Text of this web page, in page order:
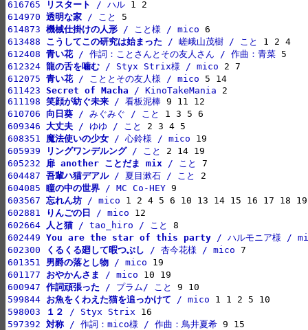
616765 リスタート / ハル
614970 透明な家 / こと
614873 機械仕掛けの人形 / こと様 / mico
613488 こうしてこの研究は始まった / 嵯峨山茂樹 / こと
612408 青い花 / 作詞：ことさんとその友人さん / 作曲：青菜
612324 龍の舌を噛む / Styx Strix様 / mico
612075 青い花 / こととその友人様 / mico
611423 Secret of Macha / KinoTakeMania
611198 笑顔が紡ぐ未来 / 看板泥棒
610706 向日葵 / みぐみぐ / こと
609346 大丈夫 / ゆゆ / こと
608351 魔法使いの少女 / 心鈴様 / mico
605939
リングワンデルング / こと
605232
扉 another ことだま mix / こと
604487 吾輩ハ猫デアル / 夏目漱石 / こと
604085 瞳の中の世界 / MC Co-HEY
603567 忘れん坊 / mico
602881
りんごの日 / mico
602664
人と猫 / tao_hiro / こと
602449 You are the star of this party / ハルモニア様 /
602300
くるくる廻して暇つぶし / 杏今花様 / mico
601351 男爵の落とし物 / mico
601177 おやかんさま / mico
600947 作詞頑張った / プラム/ こと
599844 お魚をくわえた猫を追っかけて / mico
598003
１２ / Styx Strix
597392 対称 / 作詞：mico様 / 作曲：鳥井夏希